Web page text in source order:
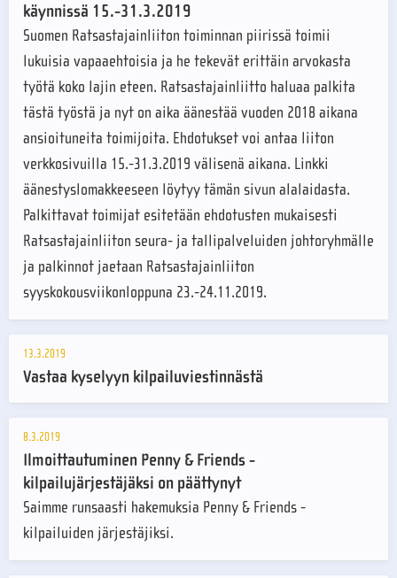
käynnissä 15.-31.3.2019
Suomen Ratsastajainliiton toiminnan piirissä toimii
lukuisia vapaaehtoisia ja he tekevät erittäin arvokasta
työtä koko lajin eteen. Ratsastajainliitto haluaa palkita
tästä työstä ja nyt on aika äänestää vuoden 2018 aikana
ansioituneita toimijoita. Ehdotukset voi antaa liiton
verkkosivuilla 15.-31.3.2019 välisenä aikana. Linkki
äänestyslomakkeeseen löytyy tämän sivun alalaidasta.
Palkittavat toimijat esitetään ehdotusten mukaisesti
Ratsastajainliiton seura- ja tallipalveluiden johtoryhmälle
ja palkinnot jaetaan Ratsastajainliiton
syyskokousviikonloppuna 23.-24.11.2019.
13.3.2019
Vastaa kyselyyn kilpailuviestinnästä
8.3.2019
Ilmoittautuminen Penny & Friends -
kilpailujärjestäjäksi on päättynyt
Saimme runsaasti hakemuksia Penny & Friends -
kilpailuiden järjestäjiksi.